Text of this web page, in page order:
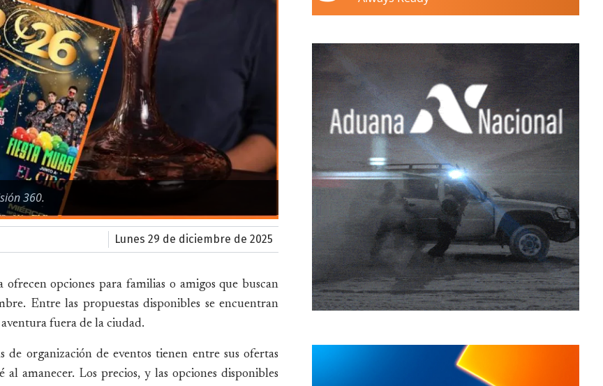
360.
lunes 29 de diciembre de 2025
opciones para familias o amigos que buscan
Entre las propuestas disponibles se encuentran
fuera de la ciudad.
organización de eventos tienen entre sus ofertas
amanecer. Los precios, y las opciones disponibles